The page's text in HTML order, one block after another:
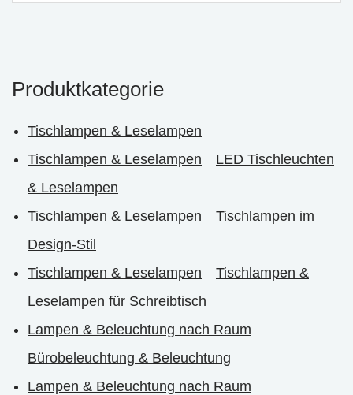
Produktkategorie
Tischlampen & Leselampen
Tischlampen & Leselampen
LED Tischleuchten
& Leselampen
Tischlampen & Leselampen
Tischlampen im
Design-Stil
Tischlampen & Leselampen
Tischlampen &
Leselampen für Schreibtisch
Lampen & Beleuchtung nach Raum
Bürobeleuchtung & Beleuchtung
Lampen & Beleuchtung nach Raum